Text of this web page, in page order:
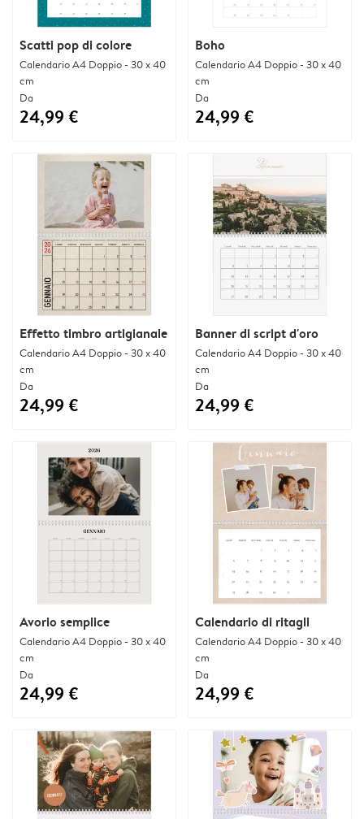
Scatti pop di colore
Calendario A4 Doppio - 30 x 40
cm
Da
24,99 €
Boho
Calendario A4 Doppio - 30 x 40
cm
Da
24,99 €
Effetto timbro artigianale
Calendario A4 Doppio - 30 x 40
cm
Da
24,99 €
Banner di script d'oro
Calendario A4 Doppio - 30 x 40
cm
Da
24,99 €
Avorio semplice
Calendario A4 Doppio - 30 x 40
cm
Da
24,99 €
Calendario di ritagli
Calendario A4 Doppio - 30 x 40
cm
Da
24,99 €